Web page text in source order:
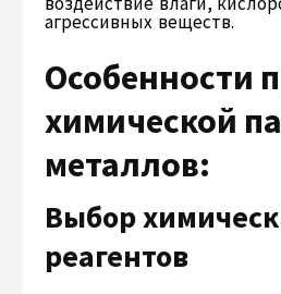
агрессивных веществ.
Особенности
химической
металлов:
Выбор
реагентов